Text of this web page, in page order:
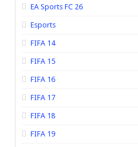
EA Sports FC 26
Esports
FIFA 14
FIFA 15
FIFA 16
FIFA 17
FIFA 18
FIFA 19